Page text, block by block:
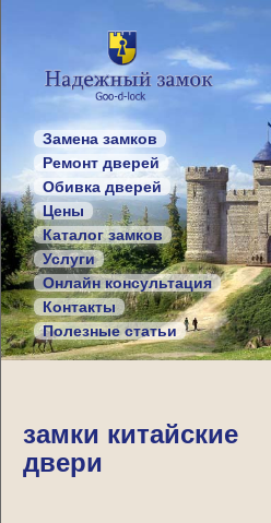
Замена замков
Ремонт дверей
Обивка дверей
Цены
Каталог замков
Услуги
Онлайн консультация
Контакты
Полезные статьи
замки китайские
двери